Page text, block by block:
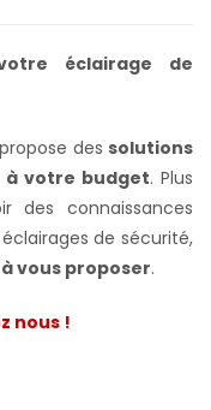
éclairage de
dessolutions
à votre budget. Plus
des connaissances
de sécurité,
vous proposer.
nous !